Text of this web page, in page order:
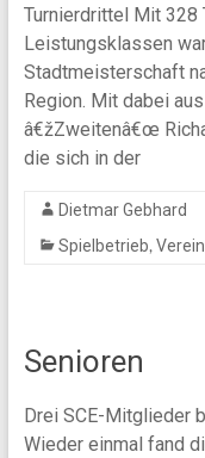
Turnierdrittel Mit 328
Leistungsklassen
Stadtmeisterschaft
Region. Mit dabei
â€žZweitenâ€œ
die sich in der
Dietmar Gebhard
Spielbetrieb,
Senioren
Drei SCE-Mitglieder
Wieder einmal fand